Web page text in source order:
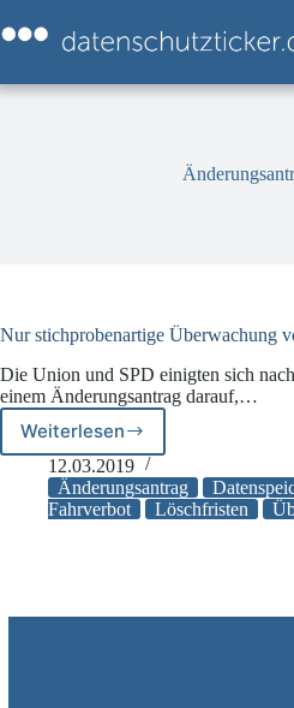
Inhalt
springen
Nur stichprobenartige Überwachung
Die Union und SPD einigten sich
einem Änderungsantrag darauf,…
Weiterlesen
Nur
stichprobenartige
Überwachung
von
12.03.2019
Änderungsantrag
Fahrverbot
Löschfristen